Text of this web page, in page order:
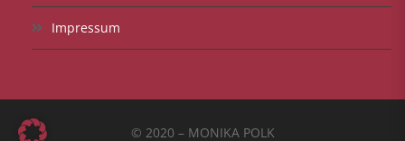
Impressum
© 2020 – MONIKA POLK